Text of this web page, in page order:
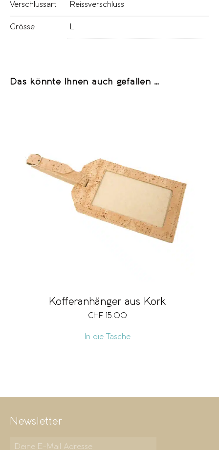
Verschlussart Reissverschluss
Grösse
Das könnte Ihnen auch gefallen …
Kofferanhänger aus Kork
CHF 15.00
In die Tasche
Newsletter